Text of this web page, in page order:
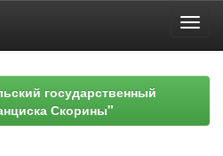
государственный
Скорины"